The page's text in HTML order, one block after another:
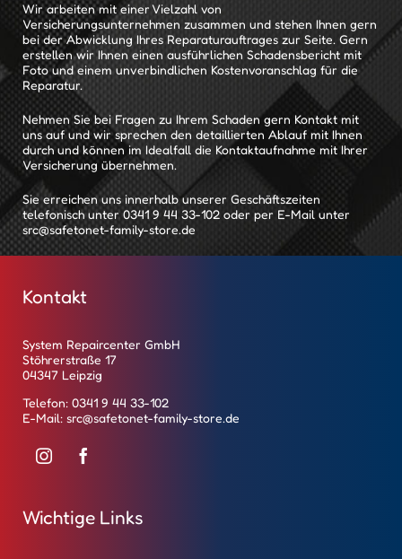
Wir arbeiten mit einer Vielzahl von
Versicherungsunternehmen zusammen und stehen Ihnen gern
bei der Abwicklung Ihres Reparaturauftrages zur Seite. Gern
erstellen wir Ihnen einen ausführlichen Schadensbericht mit
Foto und einem unverbindlichen Kostenvoranschlag für die
Reparatur.
Nehmen Sie bei Fragen zu Ihrem Schaden gern Kontakt mit
uns auf und wir sprechen den detaillierten Ablauf mit Ihnen
durch und können im Idealfall die Kontaktaufnahme mit Ihrer
Versicherung übernehmen.
Sie erreichen uns innerhalb unserer Geschäftszeiten
telefonisch unter 0341 9 44 33-102oder per E-Mail unter
src@safetonet-family-store.de
Kontakt
System Repaircenter GmbH
Stöhrerstraße 17
04347 Leipzig
Telefon: 0341 9 44 33-102
E-Mail: src@safetonet-family-store.de
Instag Faceb
ook
Wichtige Links